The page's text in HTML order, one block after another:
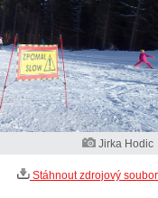
Jirka Hodic
Stáhnout zdrojový soubor